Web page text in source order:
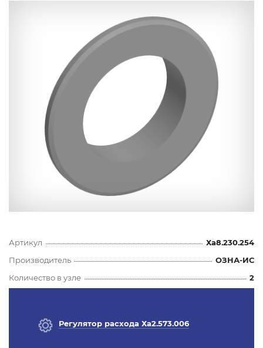
Артикул
Ха8.230.254
Производитель
ОЗНА-ИС
Количество в узле
2
Регулятор расхода Ха2.573.006